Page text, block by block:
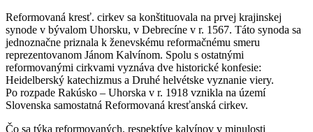
Reformovaná kresť. cirkev sa konštituovala na prvej krajinskej
synode v bývalom Uhorsku, v Debrecíne v r. 1567. Táto synoda sa
jednoznačne priznala k ženevskému reformačnému smeru
reprezentovanom Jánom Kalvínom. Spolu s ostatnými
reformovanými cirkvami vyznáva dve historické konfesie:
Heidelberský katechizmus a Druhé helvétske vyznanie viery.
Po rozpade Rakúsko – Uhorska v r. 1918 vznikla na území
Slovenska samostatná Reformovaná kresťanská cirkev.
Čo sa týka reformovaných, respektíve kalvínov v minulosti